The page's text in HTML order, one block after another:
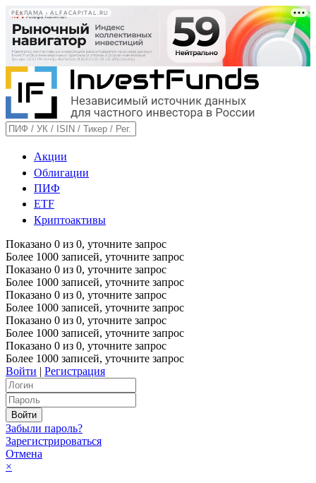
РЕКЛАМА • ALFACAPITAL.RU
Акции
Облигации
ПИФ
ETF
Криптоактивы
Показано 0 из 0, уточните запрос
Более 1000 записей, уточните запрос
Показано 0 из 0, уточните запрос
Более 1000 записей, уточните запрос
Показано 0 из 0, уточните запрос
Более 1000 записей, уточните запрос
Показано 0 из 0, уточните запрос
Более 1000 записей, уточните запрос
Показано 0 из 0, уточните запрос
Более 1000 записей, уточните запрос
Войти | Регистрация
Забыли пароль?
Зарегистрироваться
Отмена
×